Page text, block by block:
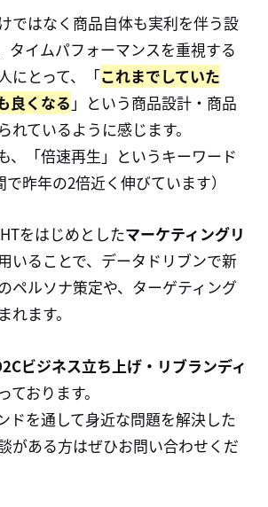
ではなく商品自体も実利を伴う設
タイムパフォーマンスを重視する
にとって、「これまでしていた
良くなる 」という商品設計・商品
れているように感じます。
、「倍速再生」というキーワード
昨年の2倍近く伸びています）
をはじめとしたマーケティングリ
いることで、データドリブンで新
ペルソナ策定や、ターゲティング
れます。
ビジネス立ち上げ・リブランディ
ております。
ドを通して身近な問題を解決した
がある方はぜひお問い合わせくだ